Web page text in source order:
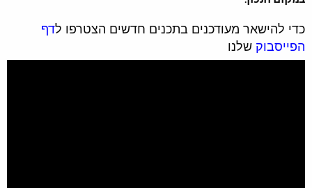
כדי להישאר מעודכנים בתכנים חדשים הצטרפו לדף
הפייסבוק שלנו